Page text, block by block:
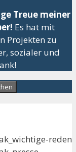
Treue meiner
Es hat mit
Projekten zu
sozialer und